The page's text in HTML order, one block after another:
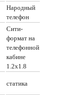
Народный
телефон
Сити-
формат на
телефонной
кабине
1.2x1.8
статика